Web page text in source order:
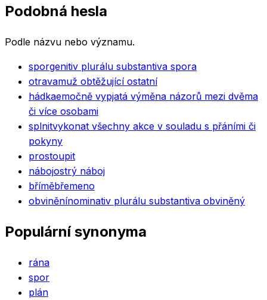
Podobná hesla
Podle názvu nebo významu.
sporgenitiv plurálu substantiva spora
otravamuž obtěžující ostatní
hádkaemočně vypjatá výměna názorů mezi dvěma
či více osobami
splnitvykonat všechny akce v souladu s přáními či
pokyny
prostoupit
nábojostrý náboj
bříměbřemeno
obviněnínominativ plurálu substantiva obviněný
Populární synonyma
rána
spor
plán